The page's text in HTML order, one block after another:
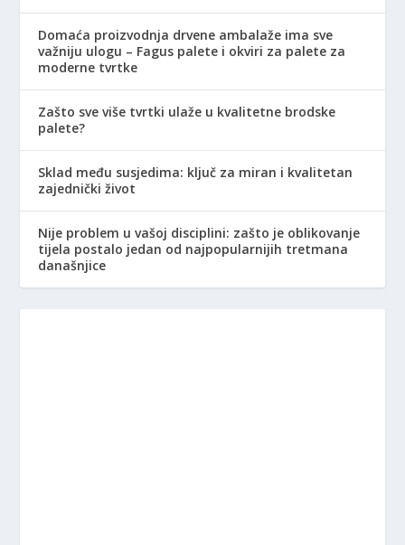
Domaća proizvodnja drvene ambalaže ima sve
važniju ulogu – Fagus palete i okviri za palete za
moderne tvrtke
Zašto sve više tvrtki ulaže u kvalitetne brodske
palete?
Sklad među susjedima: ključ za miran i kvalitetan
zajednički život
Nije problem u vašoj disciplini: zašto je oblikovanje
tijela postalo jedan od najpopularnijih tretmana
današnjice